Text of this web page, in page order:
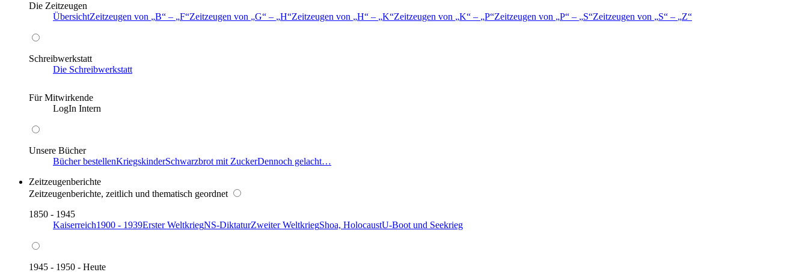
Die Zeitzeugen
ÜbersichtZeitzeugen von B – F Zeitzeugen von G – H Zeitzeugen von H – K Zeitzeugen von K – P Zeitzeugen von P – S Zeitzeugen von S – Z
Schreibwerkstatt
Die Schreibwerkstatt
Für Mitwirkende
LogIn Intern
Unsere Bücher
Bücher bestellenKriegskinderSchwarzbrot mit ZuckerDennoch gelacht…
Zeitzeugenberichte
Zeitzeugenberichte, zeitlich und thematisch geordnet
1850 - 1945
Kaiserreich1900 - 1939Erster WeltkriegNS-DiktaturZweiter WeltkriegShoa, HolocaustU-Boot und Seekrieg
1945 - 1950 - Heute